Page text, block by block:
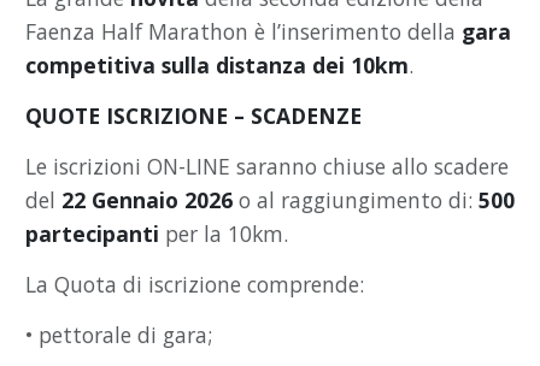
Faenza Half Marathon è l’inserimento della gara
competitiva sulla distanza dei 10km.
QUOTE ISCRIZIONE – SCADENZE
Le iscrizioni ON-LINE saranno chiuse allo scadere
del 22 Gennaio 2026 o al raggiungimento di: 500
partecipanti per la 10km.
La Quota di iscrizione comprende:
• pettorale di gara;